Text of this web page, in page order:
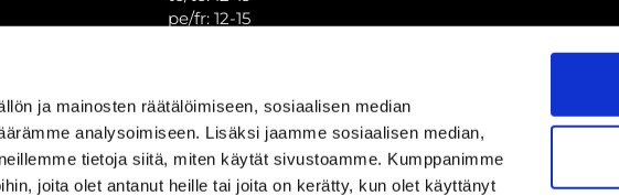
ja mainosten räätälöimiseen, sosiaalisen median
analysoimiseen. Lisäksi jaamme sosiaalisen median,
tietoja siitä, miten käytät sivustoamme. Kumppanimme
joita olet antanut heille tai joita on kerätty, kun olet käyttänyt
pe/fr: 12-15
Puhelintiedusteluihin vastaamme asiakaspalvelun
Vi svarar på telefonförfrågningar under
Tarkistathan mahdolliset muutokset aukioloaikoihin
Vänligen kontrollera eventuella ändringar av